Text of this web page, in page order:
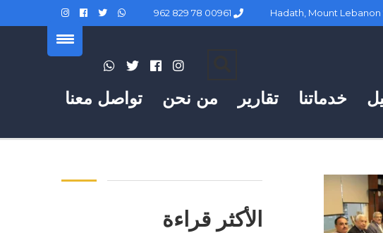
تواصل معنا من نحن تقارير خدماتنا
الأكثر قراءة